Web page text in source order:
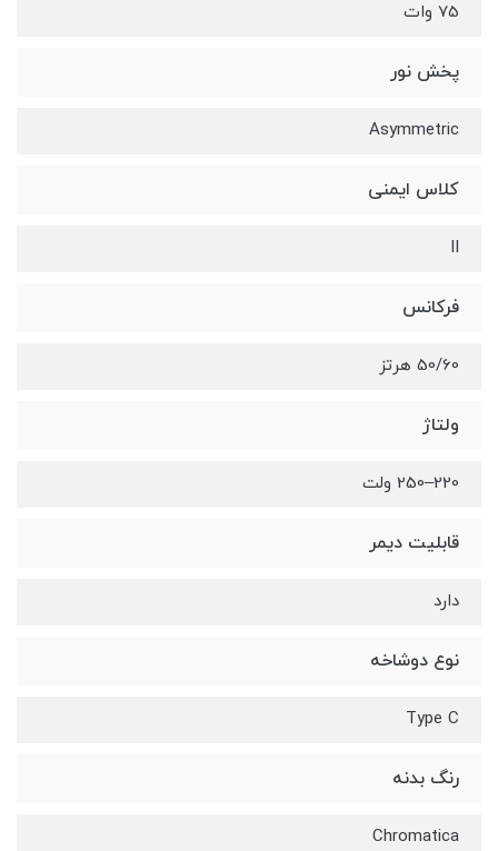
75 وات
پخش نور
Asymmetric
کلاس ایمنی
II
فرکانس
50/60 هرتز
ولتاژ
220–250 ولت
قابلیت دیمر
دارد
نوع دوشاخه
Type C
رنگ بدنه
Chromatica